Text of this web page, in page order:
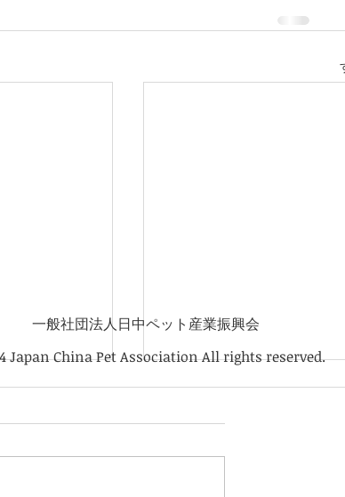
ラインセミ
一般社団法人日中ペット産業振興会
Japan China Pet Association All rights reserved.